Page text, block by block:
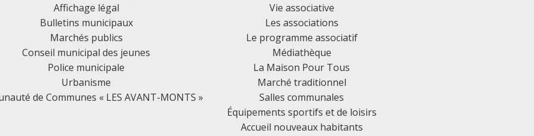
Affichage légal
Bulletins municipaux
Marchés publics
Conseil municipal des jeunes
Police municipale
Urbanisme
de Communes « LES AVANT-MONTS »
Vie associative
Les associations
Le programme associatif
Médiathèque
La Maison Pour Tous
Marché traditionnel
Salles communales
Équipements sportifs et de loisirs
Accueil nouveaux habitants